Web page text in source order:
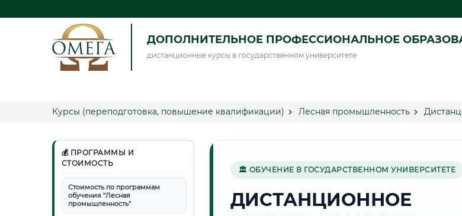
ДОПОЛНИТЕЛЬНОЕ ПРОФЕССИОНАЛЬНОЕ
дистанционные курсы в государственном университете
Курсы (переподготовка, повышение квалификации) Лесная промышленность
💰 ПРОГРАММЫ И
СТОИМОСТЬ
Стоимость по программам
обучения "Лесная
промышленность"
🏛 ОБУЧЕНИЕ В ГОСУДАРСТВЕННОМ УНИВЕРСИТЕТЕ
ДИСТАНЦИОННОЕ